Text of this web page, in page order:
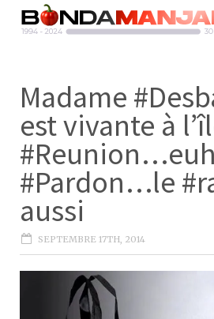
Madame
est vivante à
#Pardon…le
aussi
SEPTEMBRE 17TH, 2014